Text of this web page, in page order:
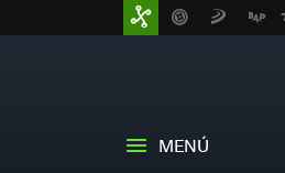
MENÚ